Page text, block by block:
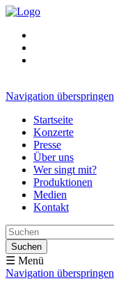
Navigation überspringen
Startseite
Konzerte
Presse
Über uns
Wer singt mit?
Produktionen
Medien
Kontakt
Suchen
☰ Menü
Navigation überspringen